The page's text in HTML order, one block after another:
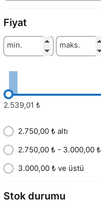
Fiyat
min. maks.
2.539,01 ₺
2.750,00 ₺ altı
2.750,00 ₺ - 3.000,00 ₺
3.000,00 ₺ ve üstü
Stok durumu